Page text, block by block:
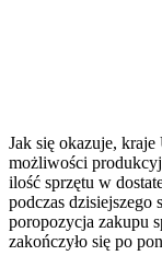
Jak się okazuje,
możliwości
ilość sprzętu w
podczas dzisiejszego
poropozycja zakupu
zakończyło się po